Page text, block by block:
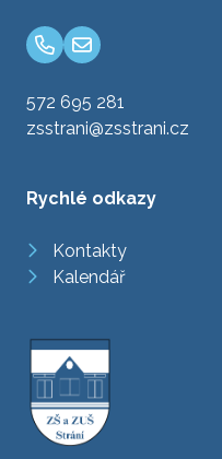
572 695 281
zsstrani@zsstrani.cz
Rychlé odkazy
Kontakty
Kalendář